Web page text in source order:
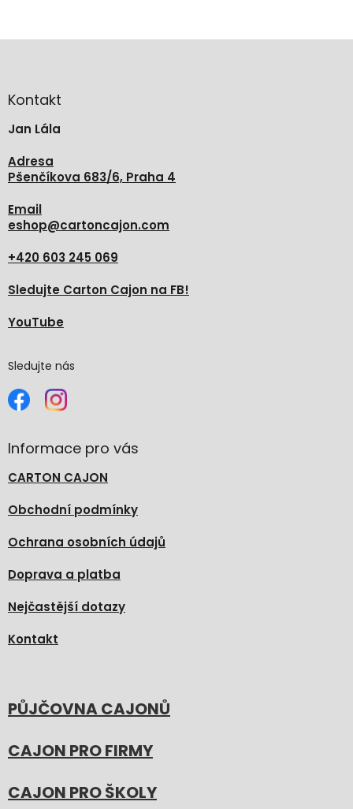
aKontakt
Jan Lála
Adresa
Pšenčíkova 683/6, Praha 4
Email
eshop@cartoncajon.com
+420 603 245 069
Sledujte Carton Cajon na FB!
YouTube
Sledujte nás
Informace pro vás
CARTON CAJON
Obchodní podmínky
Ochrana osobních údajů
Doprava a platba
Nejčastější dotazy
Kontakt
PŮJČOVNA CAJONŮ
CAJON PRO FIRMY
CAJON PRO ŠKOLY